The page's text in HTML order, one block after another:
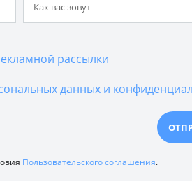
рассылки
данных и
Пользовательского соглашения.